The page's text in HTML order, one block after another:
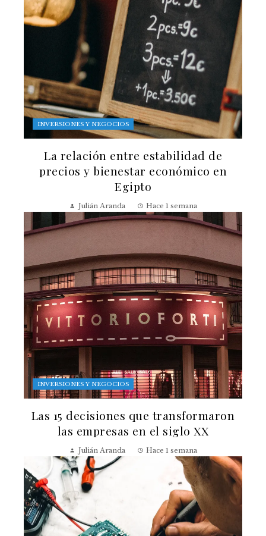
INVERSIONES Y NEGOCIOS
La relación entre estabilidad de
precios y bienestar económico en
Egipto
Julián Aranda Hace 1 semana
INVERSIONES Y NEGOCIOS
Las 15 decisiones que transformaron
las empresas en el siglo XX
Julián Aranda Hace 1 semana